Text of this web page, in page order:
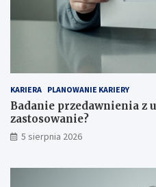
KARIERA PLANOWANIE KARIERY
Badanie przedawnienia z
zastosowanie?
5 sierpnia 2026